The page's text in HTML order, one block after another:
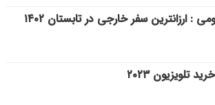
: ارزانترین سفر خارجی در تابستان ۱۴۰۲
تلویزیون ۲۰۲۳